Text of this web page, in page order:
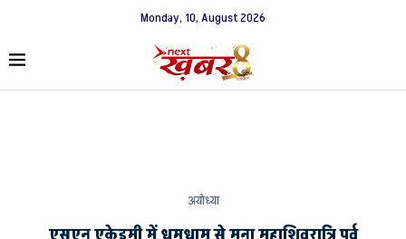
Monday, 10, August 2026
अयोध्या